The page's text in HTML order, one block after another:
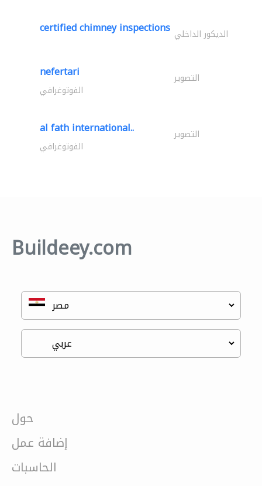
certified chimney inspections الديكور الداخلي
nefertari التصوير
الفوتوغرافي
al fath international.. التصوير
الفوتوغرافي
Buildeey.com
حول
إضافة عمل
الحاسبات